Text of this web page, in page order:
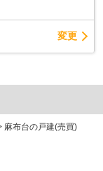
変更
麻布台の戸建(売買)